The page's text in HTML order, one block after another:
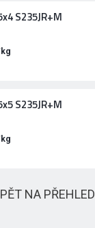
S235JR+M
S235JR+M
NA PŘEHLED